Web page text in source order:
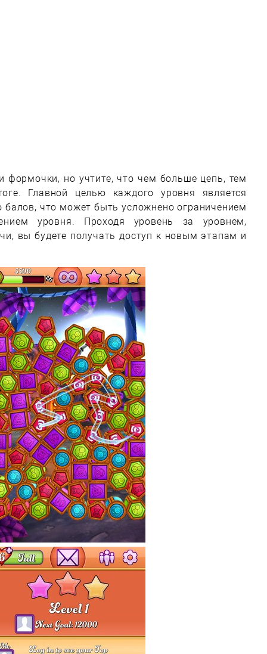
но учтите, что чем больше цепь, тем
Главной целью каждого уровня является
балов, что может быть усложнено ограничением
уровня. Проходя уровень за уровнем,
вы будете получать доступ к новым этапам и